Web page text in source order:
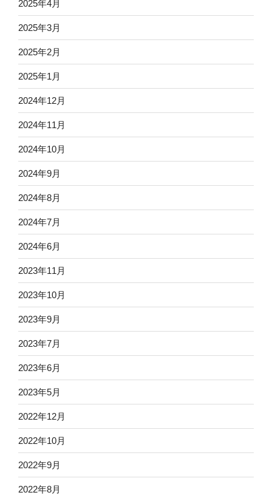
2025年4月
2025年3月
2025年2月
2025年1月
2024年12月
2024年11月
2024年10月
2024年9月
2024年8月
2024年7月
2024年6月
2023年11月
2023年10月
2023年9月
2023年7月
2023年6月
2023年5月
2022年12月
2022年10月
2022年9月
2022年8月